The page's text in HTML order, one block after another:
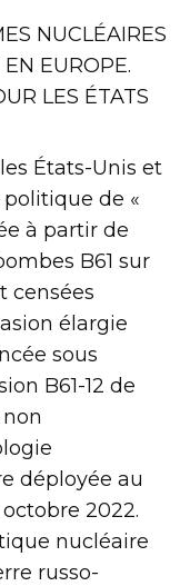
NUCLÉAIRES
EUROPE.
LES ÉTATS
États-Unis et
de «
à partir de
B61 sur
censées
élargie
sous
B61-12 de
déployée au
2022.
nucléaire
russo-